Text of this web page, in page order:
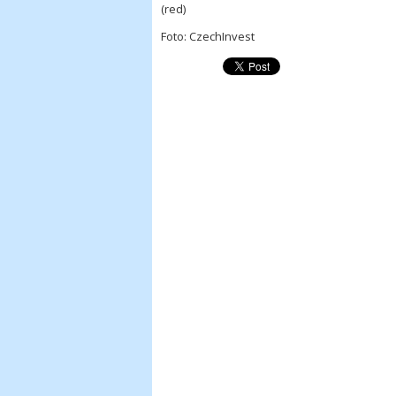
(red)
Foto: CzechInvest